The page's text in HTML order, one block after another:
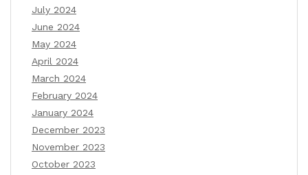
July 2024
June 2024
May 2024
April 2024
March 2024
February 2024
January 2024
December 2023
November 2023
October 2023